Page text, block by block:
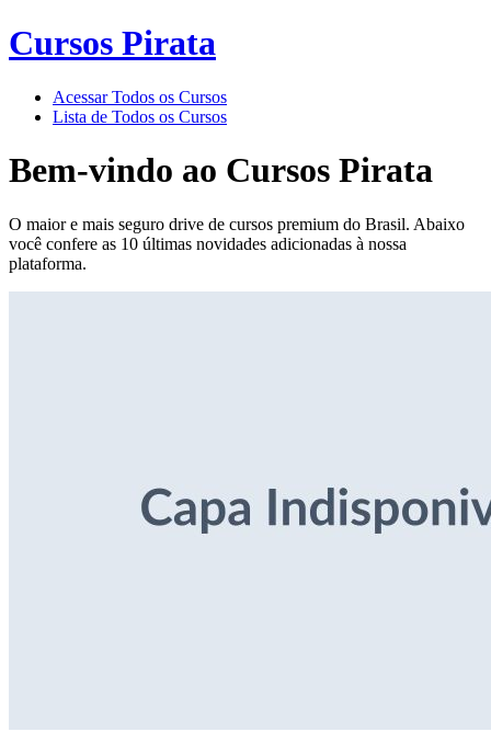
Cursos Pirata
Acessar Todos os Cursos
Lista de Todos os Cursos
Bem-vindo ao Cursos Pirata
O maior e mais seguro drive de cursos premium do Brasil. Abaixo
você confere as 10 últimas novidades adicionadas à nossa
plataforma.